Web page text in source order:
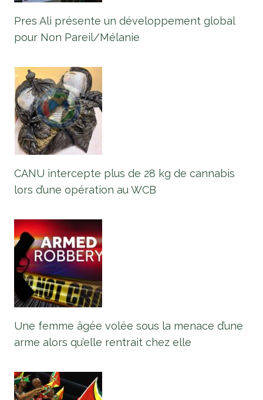
Pres Ali présente un développement global
pour Non Pareil/Mélanie
CANU intercepte plus de 28 kg de cannabis
lors d’une opération au WCB
Une femme âgée volée sous la menace d’une
arme alors qu’elle rentrait chez elle